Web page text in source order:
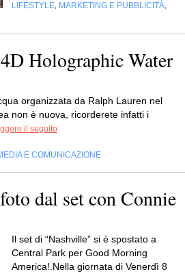
LIFESTYLE MARKETING E PUBBLICITÀ
Holographic Water
organizzata da Ralph Lauren nel
non è nuova, ricorderete infatti i
il seguito
E COMUNICAZIONE
dal set con Connie
Il set di “Nashville” si è spostato a
Central Park per Good Morning
America!.Nella giornata di Venerdì 8